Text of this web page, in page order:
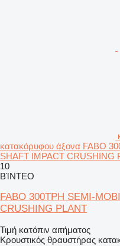
κατακόρυφου άξονα FABO
SHAFT IMPACT CRUSHING
10
ΒΊΝΤΕΟ
FABO 300TPH SEMI-
CRUSHING PLANT
Τιμή κατόπιν αιτήματος
Κρουστικός θραυστήρας